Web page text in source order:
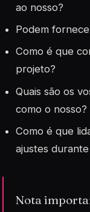
ao nosso?
Podem
Como é que
projeto?
Quais são os
como o nosso?
Como é que
ajustes
Nota